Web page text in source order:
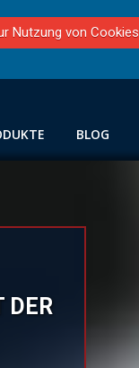
BLOG
DER
Nutzung von Cookies